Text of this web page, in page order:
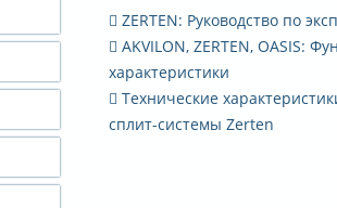
ZERTEN: Руководство по
AKVILON, ZERTEN, OASIS:
характеристики
Технические
сплит-системы Zerten